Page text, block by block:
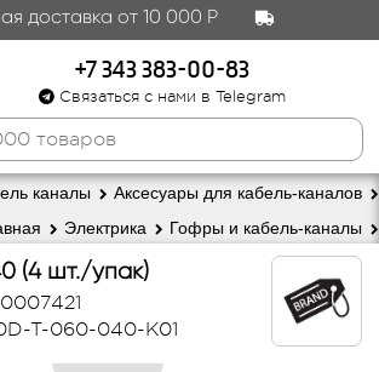
доставка от 10 000 Р
+7 343 383-00-83
Связаться с нами в Telegram
Аксесуары для кабель-каналов
каналы
Гофры и кабель-каналы
Электрика
(4 шт./упак)
T-060-040-K01